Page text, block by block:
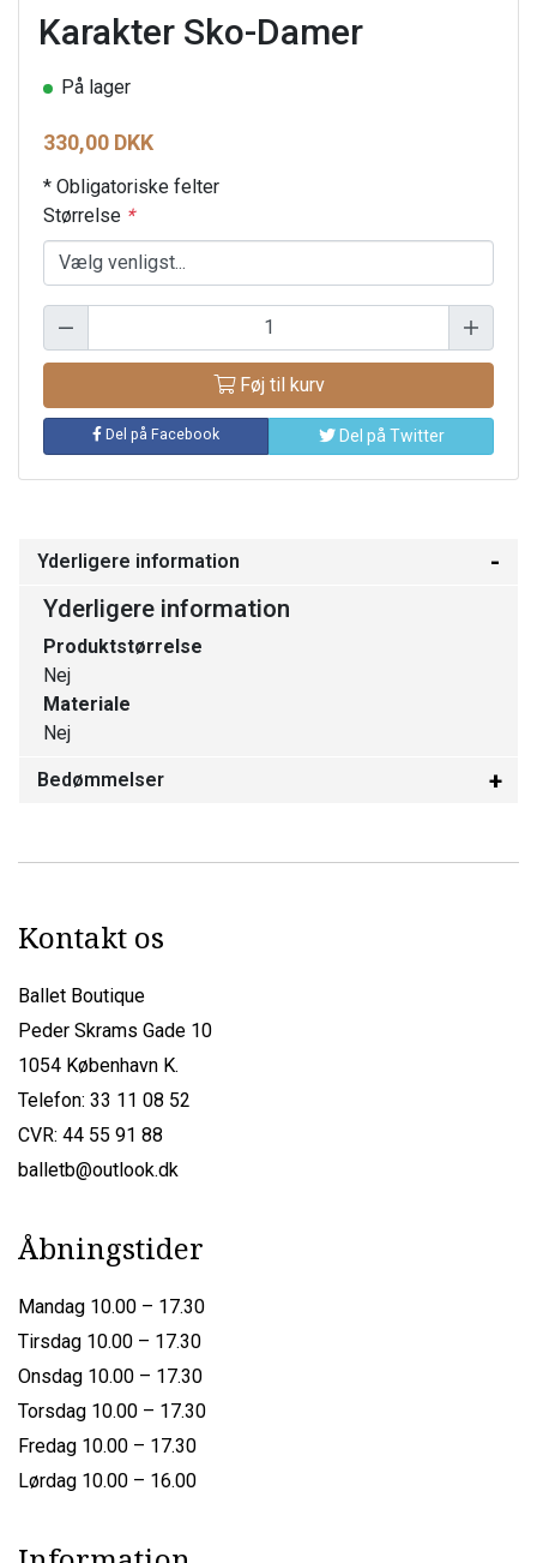
Karakter Sko-Damer
På lager
330,00 DKK
* Obligatoriske felter
Størrelse *
Føj til kurv
Del på Facebook Del på Twitter
Yderligere information
Yderligere information
Produktstørrelse
Nej
Materiale
Nej
Bedømmelser
Kontakt os
Ballet Boutique
Peder Skrams Gade 10
1054 København K.
Telefon: 33 11 08 52
CVR: 44 55 91 88
balletb@outlook.dk
Åbningstider
Mandag 10.00 – 17.30
Tirsdag 10.00 – 17.30
Onsdag 10.00 – 17.30
Torsdag 10.00 – 17.30
Fredag 10.00 – 17.30
Lørdag 10.00 – 16.00